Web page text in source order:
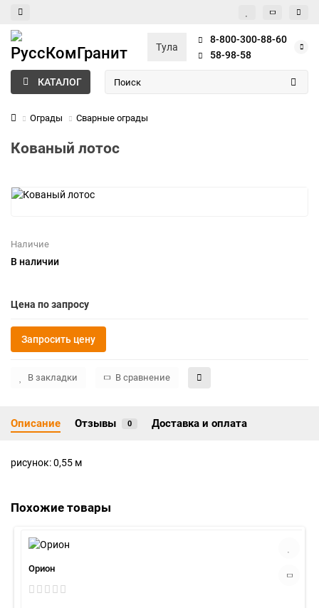
Тула
8-800-300-88-60
58-98-58
КАТАЛОГ
Ограды Сварные ограды
Кованый лотос
Наличие
В наличии
Цена по запросу
Запросить цену
В закладки В сравнение
Описание Отзывы 0 Доставка и оплата
рисунок: 0,55 м
Похожие товары
Орион